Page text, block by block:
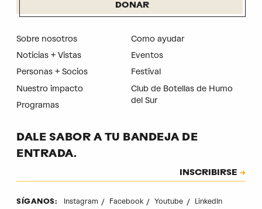
DONAR
Sobre nosotros
Noticias + Vistas
Personas + Socios
Nuestro impacto
Programas
Como ayudar
Eventos
Festival
Club de Botellas de Humo
del Sur
DALE SABOR A TU BANDEJA DE
ENTRADA.
CAPTCHA
INSCRIBIRSE
SÍGANOS: Instagram Facebook Youtube LinkedIn